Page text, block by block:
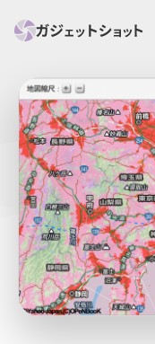
すべて スマホ
セール情報 スマー
回線 iPhone
ガイド ニュース